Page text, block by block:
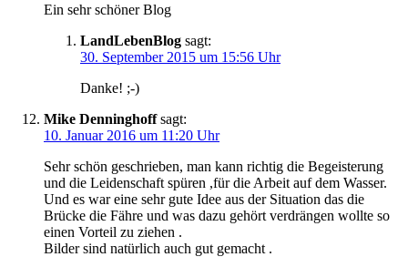
Ein sehr schöner Blog
LandLebenBlog sagt:
30. September 2015 um 15:56 Uhr
Danke! ;-)
Mike Denninghoff sagt:
10. Januar 2016 um 11:20 Uhr
Sehr schön geschrieben, man kann richtig die Begeisterung
und die Leidenschaft spüren ,für die Arbeit auf dem Wasser.
Und es war eine sehr gute Idee aus der Situation das die
Brücke die Fähre und was dazu gehört verdrängen wollte so
einen Vorteil zu ziehen .
Bilder sind natürlich auch gut gemacht .